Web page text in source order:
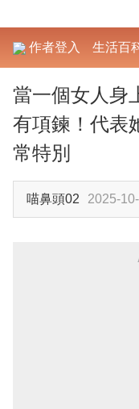
作者登入 生活百
當一個女人身
有項鍊！代表
常特別
喵鼻頭02 2025-